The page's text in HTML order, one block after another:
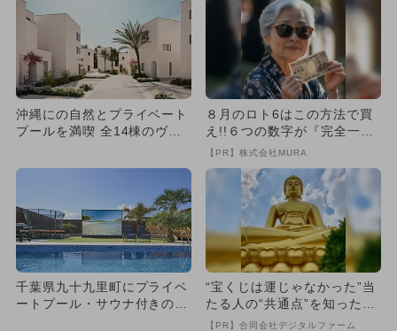
沖縄にの自然とプライベート
プールを満喫 全14棟のヴィ
８月のロト6はこの方法で買
え!!６つの数字が『完全一
致』する方法
【PR】株式会社MURA
千葉県九十九里町にプライベ
ートプール・サウナ付きの一
“宝くじは運じゃなかった”当
たる人の“共通点”を知っただ
け
【PR】合同会社デジタルファーム